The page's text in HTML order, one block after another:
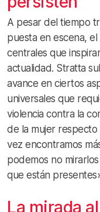
A pesar del tiempo
puesta en escena,
centrales que
actualidad. Stratta
avance en ciertos
universales que
violencia contra la
de la mujer
vez encontramos
podemos no
que están
La mirada